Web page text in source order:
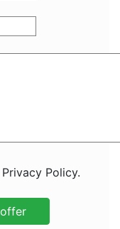
Policy.